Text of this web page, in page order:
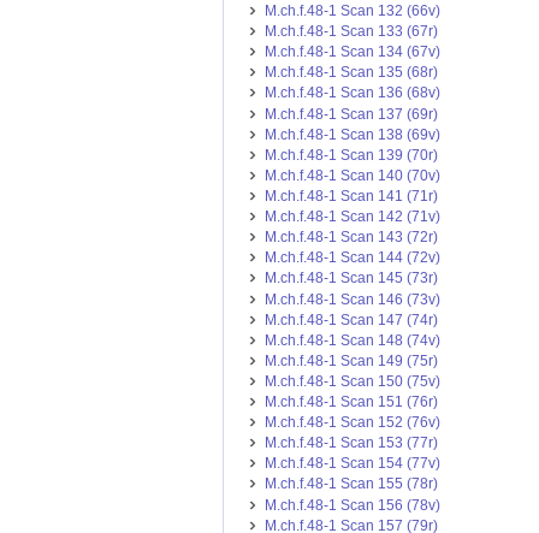
M.ch.f.48-1 Scan 132 (66v)
M.ch.f.48-1 Scan 133 (67r)
M.ch.f.48-1 Scan 134 (67v)
M.ch.f.48-1 Scan 135 (68r)
M.ch.f.48-1 Scan 136 (68v)
M.ch.f.48-1 Scan 137 (69r)
M.ch.f.48-1 Scan 138 (69v)
M.ch.f.48-1 Scan 139 (70r)
M.ch.f.48-1 Scan 140 (70v)
M.ch.f.48-1 Scan 141 (71r)
M.ch.f.48-1 Scan 142 (71v)
M.ch.f.48-1 Scan 143 (72r)
M.ch.f.48-1 Scan 144 (72v)
M.ch.f.48-1 Scan 145 (73r)
M.ch.f.48-1 Scan 146 (73v)
M.ch.f.48-1 Scan 147 (74r)
M.ch.f.48-1 Scan 148 (74v)
M.ch.f.48-1 Scan 149 (75r)
M.ch.f.48-1 Scan 150 (75v)
M.ch.f.48-1 Scan 151 (76r)
M.ch.f.48-1 Scan 152 (76v)
M.ch.f.48-1 Scan 153 (77r)
M.ch.f.48-1 Scan 154 (77v)
M.ch.f.48-1 Scan 155 (78r)
M.ch.f.48-1 Scan 156 (78v)
M.ch.f.48-1 Scan 157 (79r)